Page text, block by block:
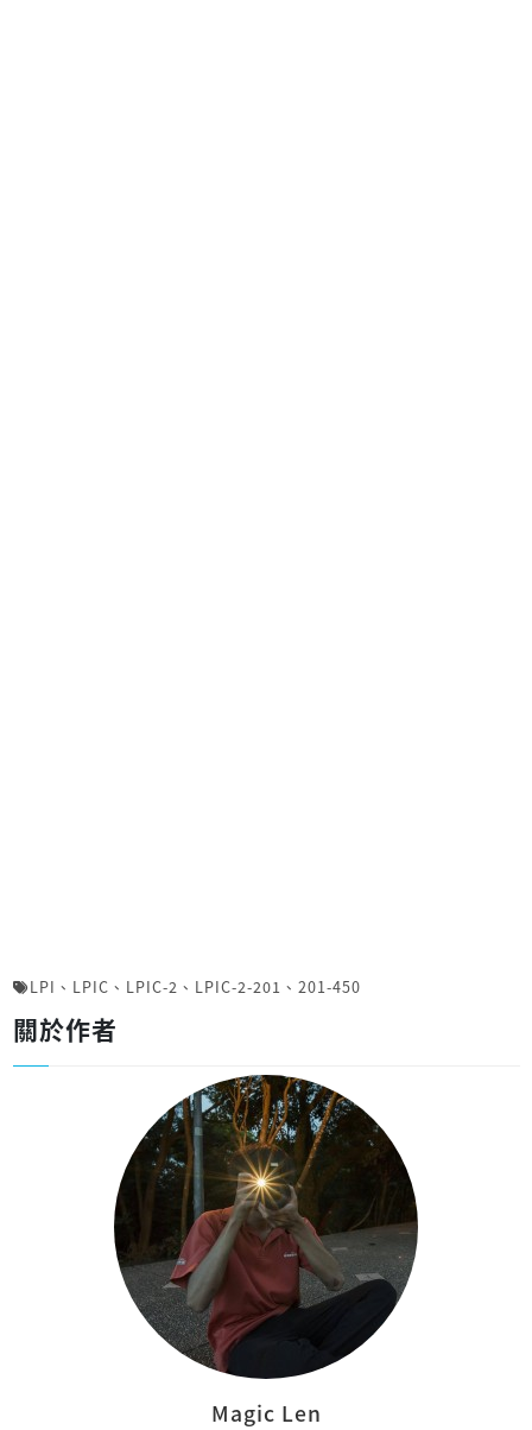
LPI 、 LPIC 、 LPIC-2 、 LPIC-2-201 、 201-450
關於作者
Magic Len